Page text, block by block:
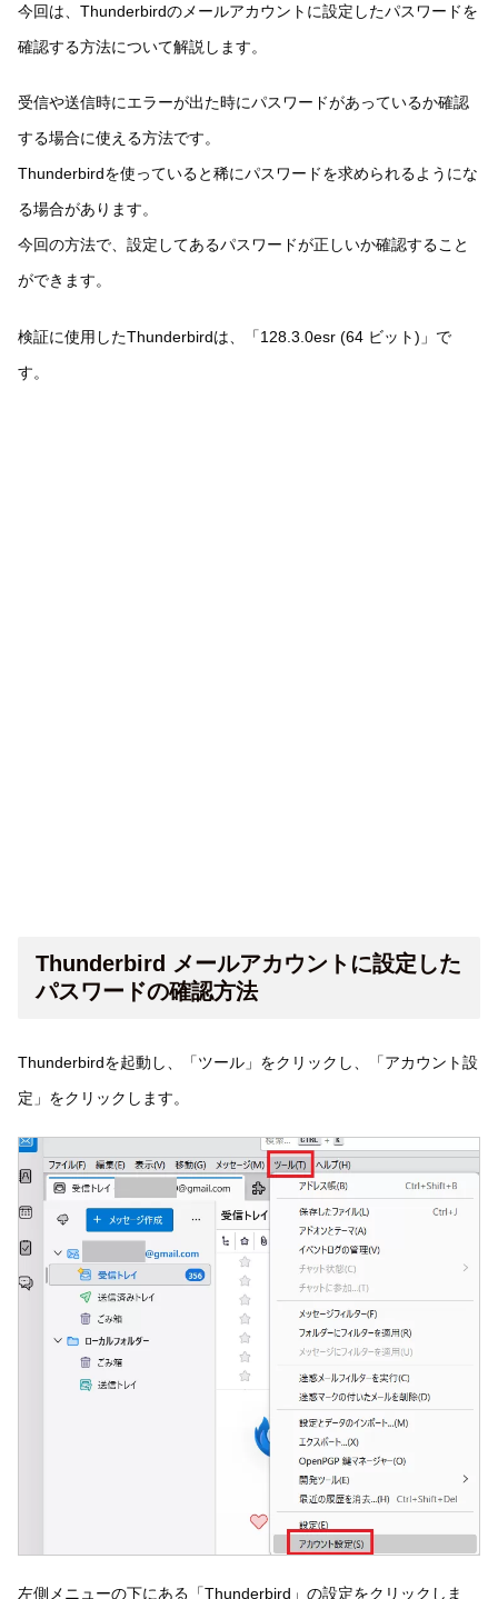
今回は、Thunderbirdのメールアカウントに設定したパスワードを
確認する方法について解説します。
受信や送信時にエラーが出た時にパスワードがあっているか確認
する場合に使える方法です。
Thunderbirdを使っていると稀にパスワードを求められるようにな
る場合があります。
今回の方法で、設定してあるパスワードが正しいか確認すること
ができます。
検証に使用したThunderbirdは、「128.3.0esr (64 ビット)」で
す。
Thunderbird メールアカウントに設定した
パスワードの確認方法
Thunderbirdを起動し、「ツール」をクリックし、「アカウント設
定」をクリックします。
左側メニューの下にある「Thunderbird」の設定をクリックしま